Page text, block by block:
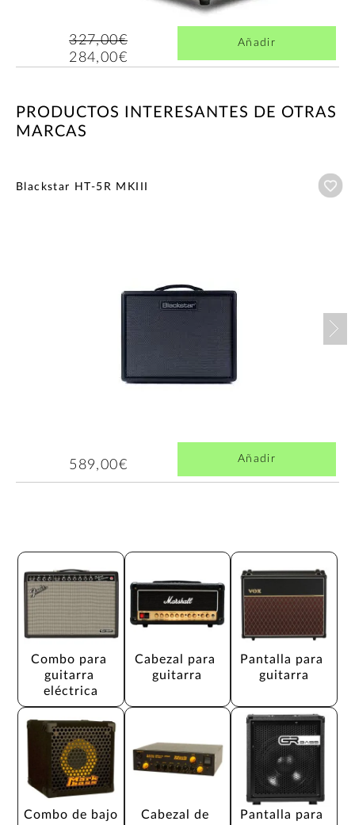
327,00€
284,00€
Añadir
PRODUCTOS INTERESANTES DE OTRAS
MARCAS
Blackstar HT-5R MKIII
589,00€ Añadir
Combo para
guitarra
eléctrica
Cabezal para
guitarra
Pantalla para
guitarra
Combo de bajo
Cabezal de
Pantalla para